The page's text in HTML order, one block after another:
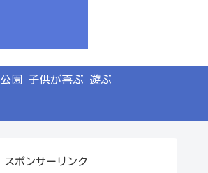
公園 子供が喜ぶ 遊ぶ
スポンサーリンク